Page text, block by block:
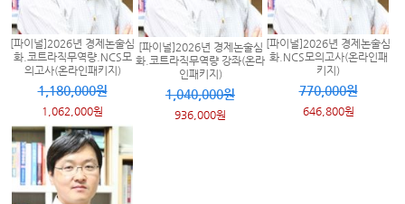
[파이널]2026년 경제논술심
화.코트라직무역량.NCS모
의고사(온라인패키지)
1,180,000원
1,062,000원
[파이널]2026년 경제논술심
화.코트라직무역량 강좌(온라
인패키지)
1,040,000원
936,000원
[파이널]2026년 경제논술심
화.NCS모의고사(온라인패
키지)
770,000원
646,800원